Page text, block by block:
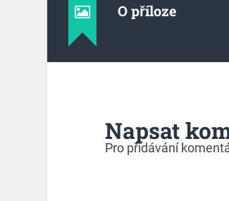
O příloze
Napsat
Pro přidávání